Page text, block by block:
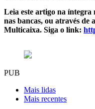
Leia este artigo na íntegra
nas bancas, ou através de
Multicaixa. Siga o link:
PUB
Mais lidas
Mais recentes